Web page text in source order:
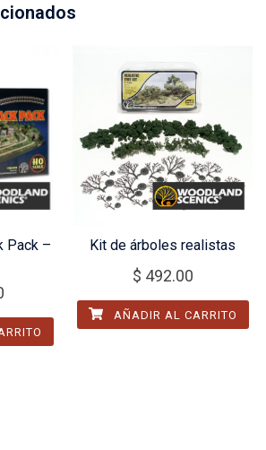
Pack –
Kit de árboles realistas
$ 492.00
AÑADIR AL CARRITO